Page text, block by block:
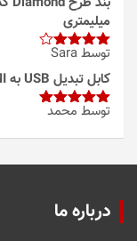
میلیمتری
امتیاز4
از 5
توسط Sara
کابل تبدیل USB به HDMI مدل 3in1 HDTV 7562
امتیاز5از
توسط محمد
درباره ما